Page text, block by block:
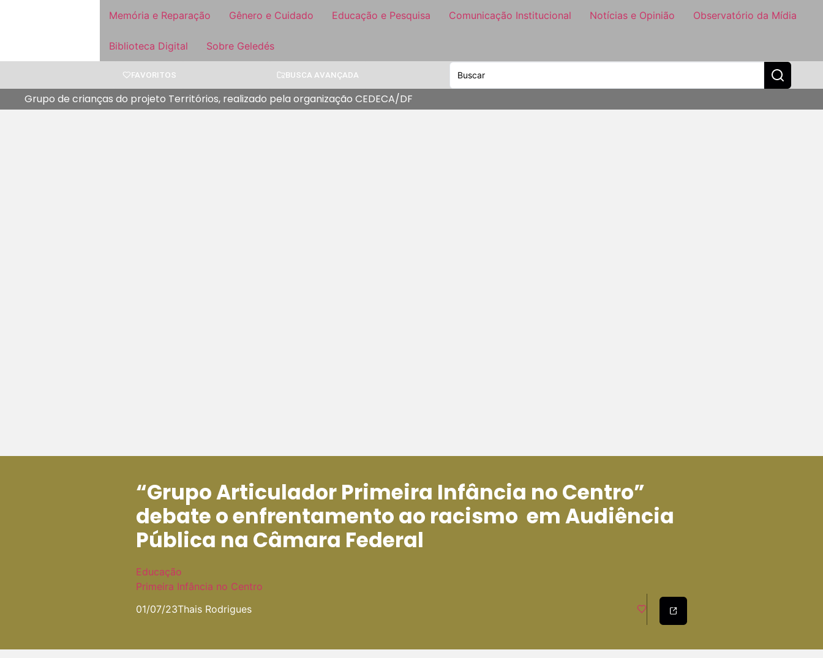
Memória e Reparação Gênero e Cuidado Educação e Pesquisa Comunicação Institucional Notícias e Opinião Observatório da Mídia
Biblioteca Digital Sobre Geledés
FAVORITOS BUSCA AVANÇADA
Grupo de crianças do projeto Territórios, realizado pela organização CEDECA/DF
“Grupo Articulador Primeira Infância no Centro”
debate o enfrentamento ao racismo em Audiência
Pública na Câmara Federal
Educação
Primeira Infância no Centro
01/07/23Thais Rodrigues